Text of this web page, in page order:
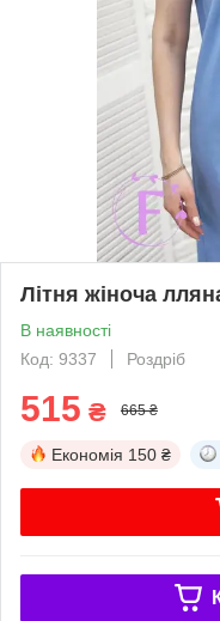
Літня жіноча
В наявності
Код: 9337
Роздріб
515 ₴ 665 ₴
Економія 150 ₴